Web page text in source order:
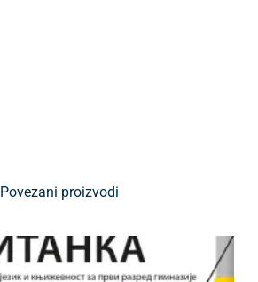
Povezani proizvodi